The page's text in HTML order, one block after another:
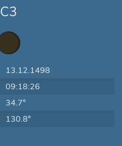
C3
13.12.1498
09:18:26
34.7°
130.8°